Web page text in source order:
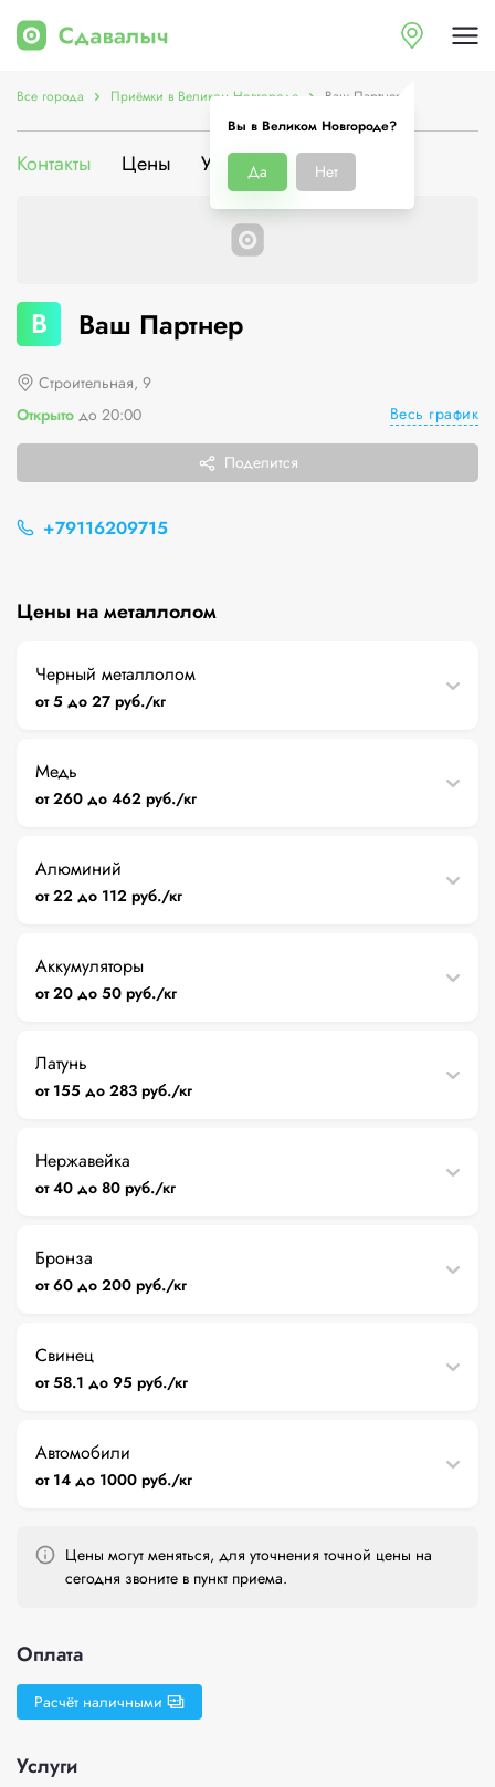
Вы в Великом Новгороде?
Да Нет
Все города Приёмки в Великом Новгороде Ваш Партнер
Контакты Цены Услуги О компании
В Ваш Партнер
Строительная, 9
Открыто до 20:00 Весь график
Поделится
+79116209715
Цены на металлолом
Черный металлолом
от 5 до 27 руб./кг
Медь
от 260 до 462 руб./кг
Алюминий
от 22 до 112 руб./кг
Аккумуляторы
от 20 до 50 руб./кг
Латунь
от 155 до 283 руб./кг
Нержавейка
от 40 до 80 руб./кг
Бронза
от 60 до 200 руб./кг
Свинец
от 58.1 до 95 руб./кг
Автомобили
от 14 до 1000 руб./кг
Цены могут меняться, для уточнения точной цены на
сегодня звоните в пункт приема.
Оплата
Расчёт наличными
Услуги